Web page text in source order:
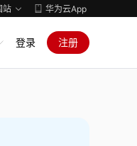
站 华为云App
登录 注册